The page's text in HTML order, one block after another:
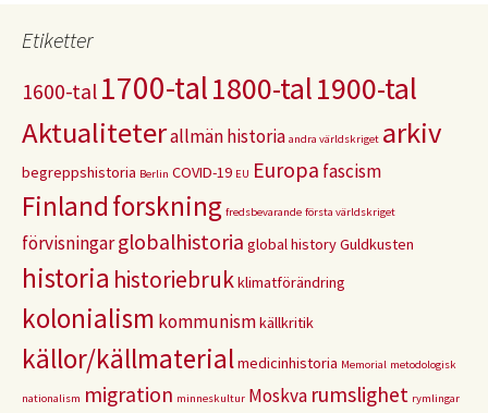
Etiketter
1600-tal 1700-tal1800-tal1900-tal
Aktualiteterallmän historia andra världskriget arkiv
begreppshistoria Berlin COVID-19 EU Europa fascism
Finlandforskning fredsbevarande första världskriget
förvisningarglobalhistoria global historyGuldkusten
historia historiebrukklimatförändring
kolonialism kommunismkällkritik
källor/källmaterialmedicinhistoria Memorial metodologisk
nationalism migration minneskultur Moskva rumslighet rymlingar